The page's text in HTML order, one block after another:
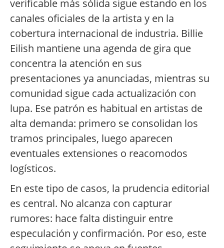
verificable más sólida sigue estando en los
canales oficiales de la artista y en la
cobertura internacional de industria. Billie
Eilish mantiene una agenda de gira que
concentra la atención en sus
presentaciones ya anunciadas, mientras su
comunidad sigue cada actualización con
lupa. Ese patrón es habitual en artistas de
alta demanda: primero se consolidan los
tramos principales, luego aparecen
eventuales extensiones o reacomodos
logísticos.
En este tipo de casos, la prudencia editorial
es central. No alcanza con capturar
rumores: hace falta distinguir entre
especulación y confirmación. Por eso, este